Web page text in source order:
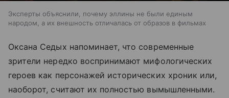
Эксперты объяснили, почему эллины не были единым
народом, а их внешность отличалась от образов в фильмах
Оксана Седых напоминает, что современные
зрители нередко воспринимают мифологических
героев как персонажей исторических хроник или,
наоборот, считают их полностью вымышленными.